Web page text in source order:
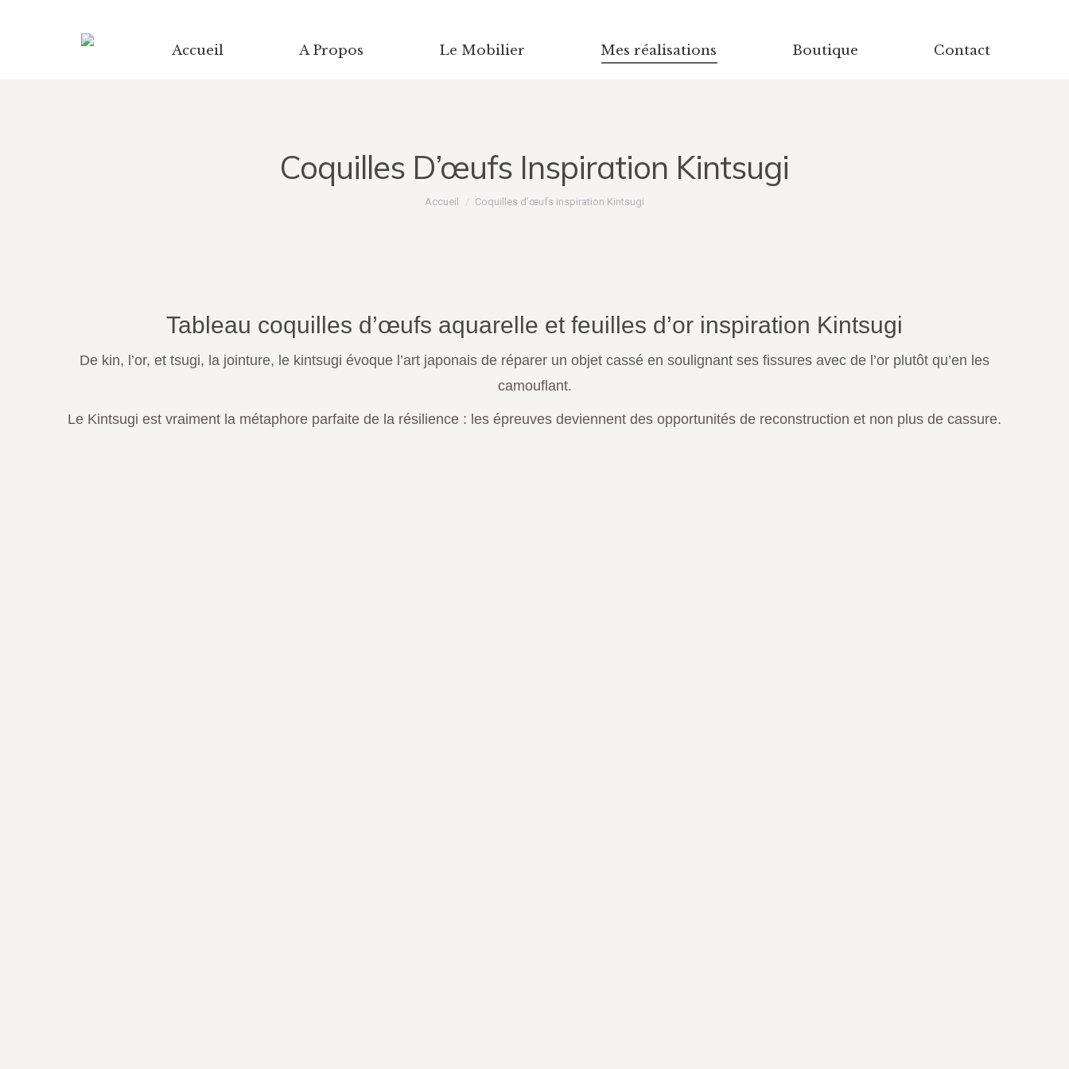
Accueil A Propos Le Mobilier Mes réalisations Boutique Contact
Coquilles D’œufs Inspiration Kintsugi
Vous êtes ici :
Accueil Coquilles d’œufs inspiration Kintsugi
Tableau coquilles d’œufs aquarelle et feuilles d’or inspiration Kintsugi
De kin, l’or, et tsugi, la jointure, le kintsugi évoque l’art japonais de réparer un objet cassé en soulignant ses fissures avec de l’or plutôt qu’en les
camouflant.
Le Kintsugi est vraiment la métaphore parfaite de la résilience : les épreuves deviennent des opportunités de reconstruction et non plus de cassure.